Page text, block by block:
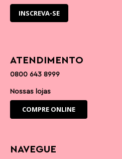
NAVEGUE
ATENDIMENTO
0800 643 8999
Nossas lojas
COMPRE ONLINE